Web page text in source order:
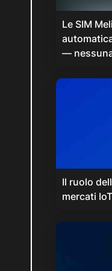
Le SIM
—
Il ruolo
mercati